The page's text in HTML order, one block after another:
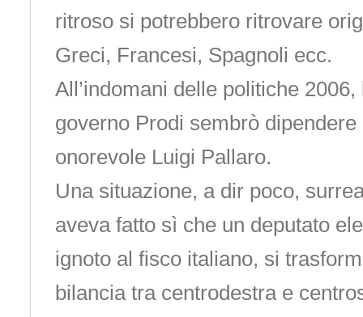
ritroso si potrebbero ritrovare
Greci, Francesi, Spagnoli ecc.
All’indomani delle politiche 2006,
governo Prodi sembrò dipendere
onorevole Luigi Pallaro.
Una situazione, a dir poco,
aveva fatto sì che un deputato
ignoto al fisco italiano, si
bilancia tra centrodestra e